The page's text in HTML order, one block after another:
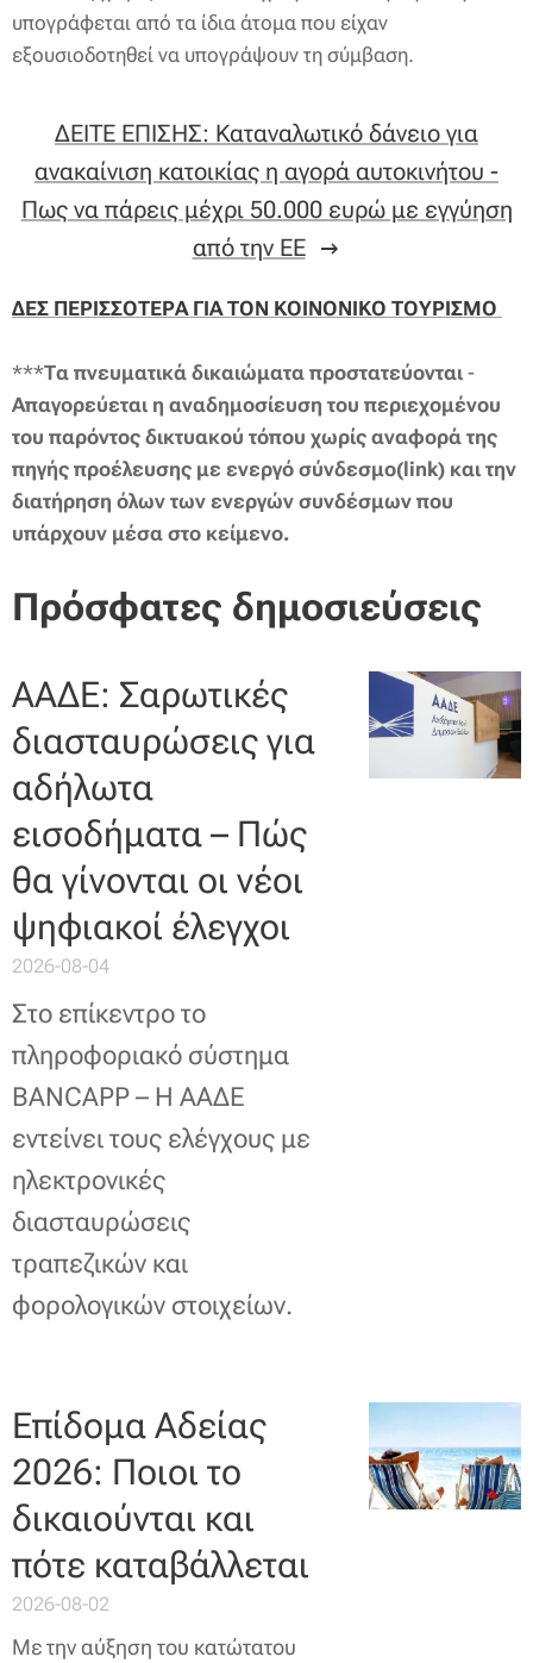
υπογράφεται από τα ίδια άτομα που είχαν
εξουσιοδοτηθεί να υπογράψουν τη σύμβαση.
ΔΕΙΤΕ ΕΠΙΣΗΣ: Καταναλωτικό δάνειο για
ανακαίνιση κατοικίας η αγορά αυτοκινήτου -
Πως να πάρεις μέχρι 50.000 ευρώ με εγγύηση
από την ΕΕ
ΔΕΣ ΠΕΡΙΣΣΟΤΕΡΑ ΓΙΑ ΤΟΝ ΚΟΙΝΟΝΙΚΟ ΤΟΥΡΙΣΜΟ
***Τα πνευματικά δικαιώματα προστατεύονται -
Απαγορεύεται η αναδημοσίευση του περιεχομένου
του παρόντος δικτυακού τόπου χωρίς αναφορά της
πηγής προέλευσης με ενεργό σύνδεσμο(link) και την
διατήρηση όλων των ενεργών συνδέσμων που
υπάρχουν μέσα στο κείμενο.
Πρόσφατες δημοσιεύσεις
ΑΑΔΕ: Σαρωτικές
διασταυρώσεις για
αδήλωτα
εισοδήματα – Πώς
θα γίνονται οι νέοι
ψηφιακοί έλεγχοι
2026-08-04
Στο επίκεντρο το
πληροφοριακό σύστημα
BANCAPP – Η ΑΑΔΕ
εντείνει τους ελέγχους με
ηλεκτρονικές
διασταυρώσεις
τραπεζικών και
φορολογικών στοιχείων.
Επίδομα Αδείας
2026: Ποιοι το
δικαιούνται και
πότε καταβάλλεται
2026-08-02
Με την αύξηση του κατώτατου